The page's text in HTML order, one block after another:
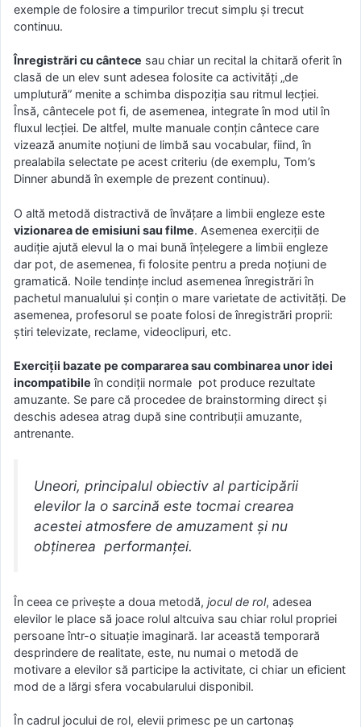
exemple de folosire a timpurilor trecut simplu şi trecut
continuu.
Înregistrări cu cântece sau chiar un recital la chitară oferit în
clasă de un elev sunt adesea folosite ca activităţi „de
umplutură” menite a schimba dispoziţia sau ritmul lecţiei.
Însă, cântecele pot fi, de asemenea, integrate în mod util în
fluxul lecţiei. De altfel, multe manuale conţin cântece care
vizează anumite noţiuni de limbă sau vocabular, fiind, în
prealabila selectate pe acest criteriu (de exemplu, Tom’s
Dinner abundă în exemple de prezent continuu).
O altă metodă distractivă de învăţare a limbii engleze este
vizionarea de emisiuni sau filme. Asemenea exerciţii de
audiţie ajută elevul la o mai bună înţelegere a limbii engleze
dar pot, de asemenea, fi folosite pentru a preda noţiuni de
gramatică. Noile tendinţe includ asemenea înregistrări în
pachetul manualului şi conţin o mare varietate de activităţi. De
asemenea, profesorul se poate folosi de înregistrări proprii:
ştiri televizate, reclame, videoclipuri, etc.
Exerciţii bazate pe compararea sau combinarea unor idei
incompatibile în condiţii normale pot produce rezultate
amuzante. Se pare că procedee de brainstorming direct şi
deschis adesea atrag după sine contribuţii amuzante,
antrenante.
Uneori, principalul obiectiv al participării
elevilor la o sarcină este tocmai crearea
acestei atmosfere de amuzament şi nu
obţinerea performanţei.
În ceea ce priveşte a doua metodă, jocul de rol, adesea
elevilor le place să joace rolul altcuiva sau chiar rolul propriei
persoane într-o situaţie imaginară. Iar această temporară
desprindere de realitate, este, nu numai o metodă de
motivare a elevilor să participe la activitate, ci chiar un eficient
mod de a lărgi sfera vocabularului disponibil.
În cadrul jocului de rol, elevii primesc pe un cartonaş